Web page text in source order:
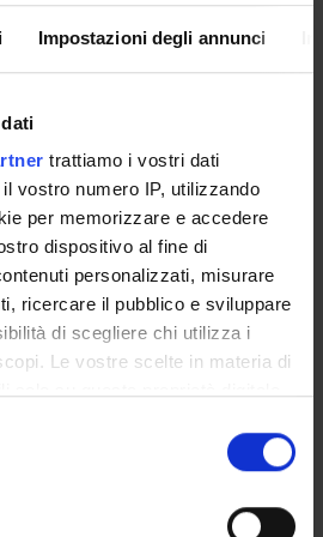
Impostazioni degli annunci
trattiamo i vostri dati
vostro numero IP, utilizzando
per memorizzare e accedere
dispositivo al fine di
personalizzati, misurare
ricercare il pubblico e sviluppare
di scegliere chi utilizza i
Le vostre scelte in materia di
proprio consenso in qualsiasi
sui cookie o facendo clic
OFFICES